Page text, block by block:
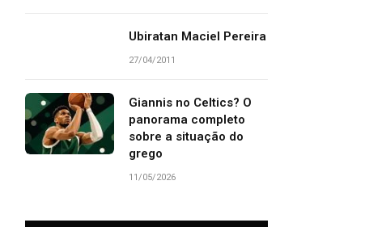
Ubiratan Maciel Pereira
27/04/2011
Giannis no Celtics? O
panorama completo
sobre a situação do
grego
11/05/2026